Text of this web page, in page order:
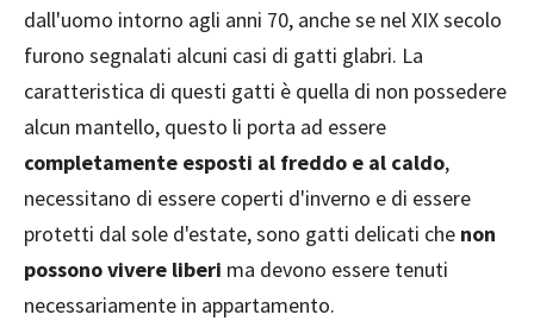
dall'uomo intorno agli anni 70, anche se nel XIX secolo
furono segnalati alcuni casi di gatti glabri. La
caratteristica di questi gatti è quella di non possedere
alcun mantello, questo li porta ad essere
completamente esposti al freddo e al caldo,
necessitano di essere coperti d'inverno e di essere
protetti dal sole d'estate, sono gatti delicati che non
possono vivere liberi ma devono essere tenuti
necessariamente in appartamento.